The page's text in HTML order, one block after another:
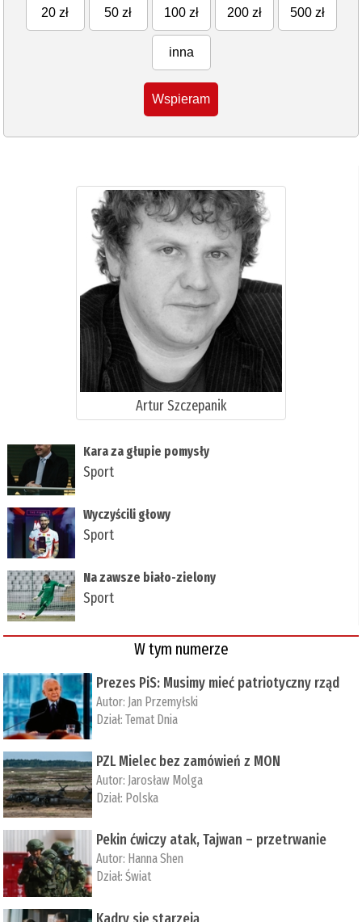
20 zł 50 zł 100 zł 200 zł 500 zł
inna
Wspieram
Artur Szczepanik
Kara za głupie pomysły
Sport
Wyczyścili głowy
Sport
Na zawsze biało-zielony
Sport
W tym numerze
Prezes PiS: Musimy mieć patriotyczny rząd
Autor: Jan Przemyłski
Dział:Temat Dnia
PZL Mielec bez zamówień z MON
Autor: Jarosław Molga
Dział: Polska
Pekin ćwiczy atak, Tajwan – przetrwanie
Autor: ­Hanna Shen
Dział:Świat